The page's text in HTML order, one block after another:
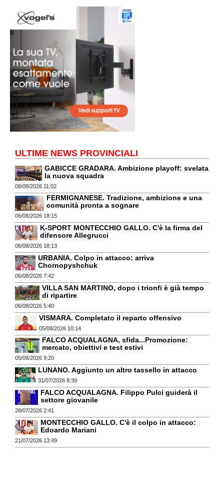
ULTIME NEWS PROVINCIALI
GABICCE GRADARA. Ambizione playoff: svelata
la nuova squadra
08/08/2026 11:02
FERMIGNANESE. Tradizione, ambizione e una
comunità pronta a sognare
06/08/2026 18:15
K-SPORT MONTECCHIO GALLO. C'è la firma del
difensore Allegrucci
06/08/2026 18:13
URBANIA. Colpo in attacco: arriva
Chornopyshchuk
06/08/2026 7:42
VILLA SAN MARTINO, dopo i trionfi è già tempo
di ripartire
06/08/2026 5:40
VISMARA. Completato il reparto offensivo
05/08/2026 10:14
FALCO ACQUALAGNA, sfida...Promozione:
mercato, obiettivi e test estivi
05/08/2026 9:20
LUNANO. Aggiunto un altro tassello in attacco
31/07/2026 8:39
FALCO ACQUALAGNA. Filippo Pulci guiderà il
settore giovanile
28/07/2026 2:41
MONTECCHIO GALLO. C'è il colpo in attacco:
Edoardo Mariani
21/07/2026 13:49